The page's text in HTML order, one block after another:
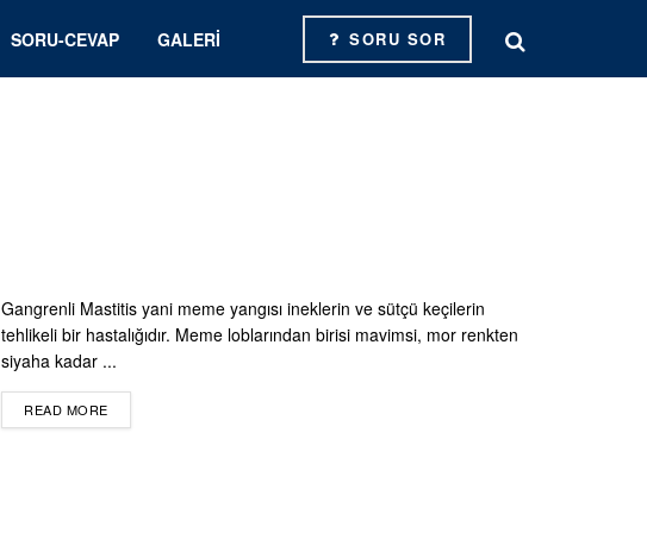
SORU-CEVAP GALERI SORU SOR
Gangrenli Mastitis yani meme yangısı ineklerin ve sütçü keçilerin
tehlikeli bir hastalığıdır. Meme loblarından birisi mavimsi, mor renkten
siyaha kadar ...
READ MOREDETAILS